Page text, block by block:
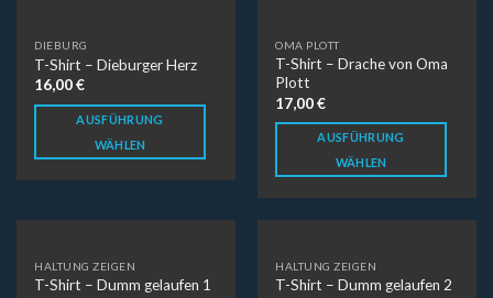
DIEBURG
T-Shirt – Dieburger Herz
16,00€
AUSFÜHRUNG
WÄHLEN
OMA PLOTT
T-Shirt – Drache von Oma
Plott
17,00€
AUSFÜHRUNG
WÄHLEN
HALTUNG ZEIGEN
T-Shirt – Dumm gelaufen 1
HALTUNG ZEIGEN
T-Shirt – Dumm gelaufen 2